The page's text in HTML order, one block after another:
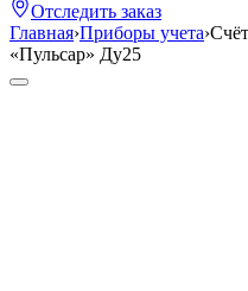
Отследить заказ
Главная›Приборы учета›
«Пульсар» Ду25